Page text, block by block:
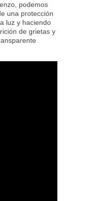
podemos
una protección
luz y haciendo
de grietas y